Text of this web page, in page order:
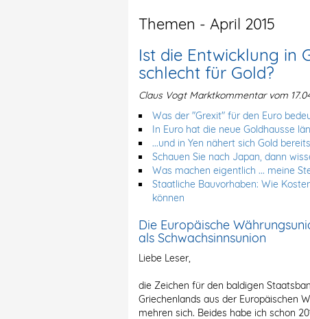
Themen - April 2015
Ist die Entwicklung in
schlecht für Gold?
Claus Vogt Marktkommentar vom
Was der "Grexit" für den Euro
In Euro hat die neue Goldhausse
...und in Yen nähert sich Gold
Schauen Sie nach Japan, dann
Was machen eigentlich ... meine
Staatliche Bauvorhaben: Wie
können
Die Europäische
als Schwachsinnsunion
Liebe Leser,
die Zeichen für den baldigen
Griechenlands aus der Europäischen
mehren sich. Beides habe ich schon